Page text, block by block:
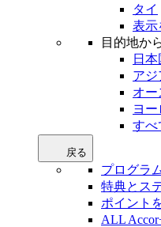
タイ
表示
目的地か
日
アジ
オ
ヨ
すべ
戻る
プログラ
特典とス
ポイント
ALL